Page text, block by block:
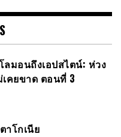
ลมอนถึงเอปสไตน์: ห่วง
คยขาด ตอนที่ 3
าโกเนีย